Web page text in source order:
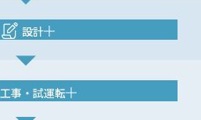
設計
工事・試運転